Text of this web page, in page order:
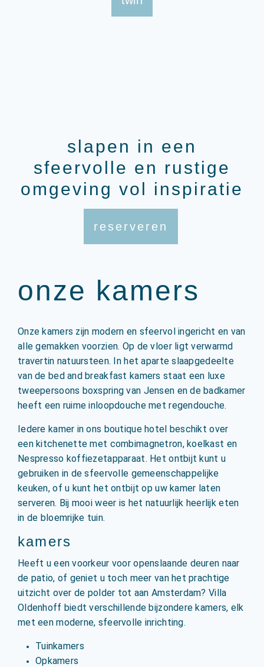
slapen in een
sfeervolle en rustige
omgeving vol inspiratie
reserveren
onze kamers
Onze kamers zijn modern en sfeervol ingericht en van
alle gemakken voorzien. Op de vloer ligt verwarmd
travertin natuursteen. In het aparte slaapgedeelte
van de bed and breakfast kamers staat een luxe
tweepersoons boxspring van Jensen en de badkamer
heeft een ruime inloopdouche met regendouche.
Iedere kamer in ons boutique hotel beschikt over
een kitchenette met combimagnetron, koelkast en
Nespresso koffiezetapparaat. Het ontbijt kunt u
gebruiken in de sfeervolle gemeenschappelijke
keuken, of u kunt het ontbijt op uw kamer laten
serveren. Bij mooi weer is het natuurlijk heerlijk eten
in de bloemrijke tuin.
kamers
Heeft u een voorkeur voor openslaande deuren naar
de patio, of geniet u toch meer van het prachtige
uitzicht over de polder tot aan Amsterdam? Villa
Oldenhoff biedt verschillende bijzondere kamers, elk
met een moderne, sfeervolle inrichting.
Tuinkamers
Opkamers